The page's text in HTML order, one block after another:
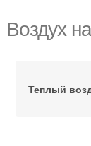
Воздух
Теплый